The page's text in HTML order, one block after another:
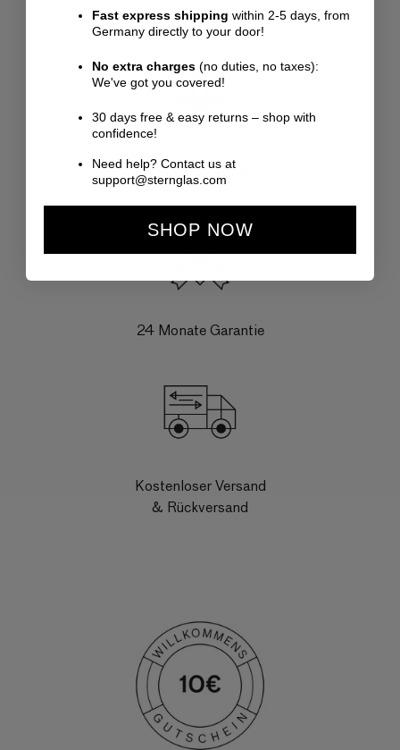
Gestaltet in Hamburg
24 Monate Garantie
Kostenloser Versand
& Rückversand
Fast express shipping within 2-5 days, from
Germany directly to your door!
No extra charges (no duties, no taxes):
We've got you covered!
30 days free & easy returns – shop with
confidence!
Need help? Contact us at
support@sternglas.com
SHOP NOW